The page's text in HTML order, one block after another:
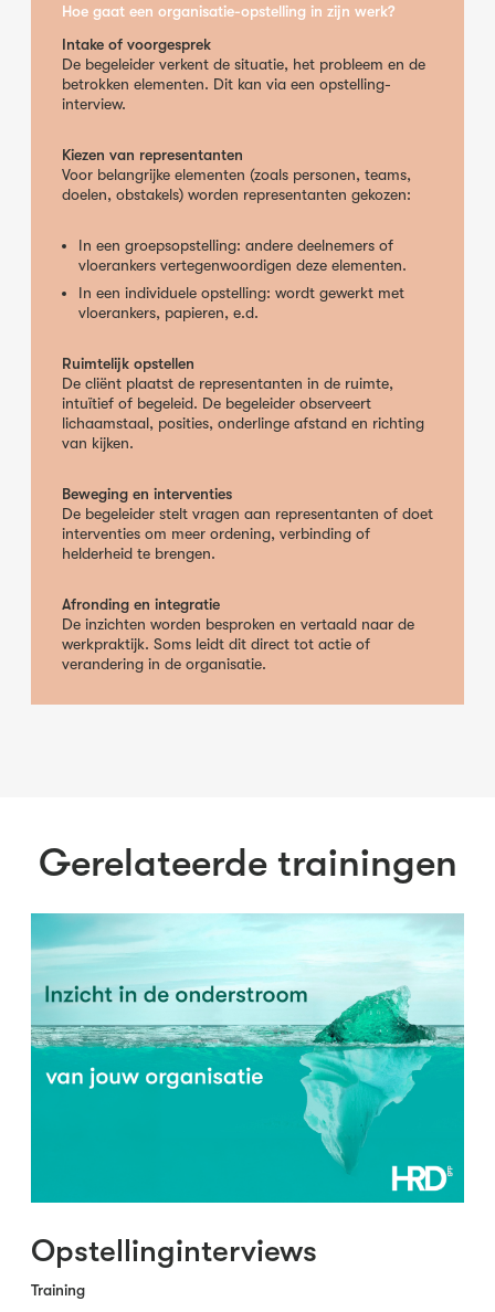
Hoe gaat een organisatie-opstelling in zijn werk?
Intake of voorgesprek
De begeleider verkent de situatie, het probleem en de
betrokken elementen. Dit kan via een opstelling-
interview.
Kiezen van representanten
Voor belangrijke elementen (zoals personen, teams,
doelen, obstakels) worden representanten gekozen:
In een groepsopstelling: andere deelnemers of
vloerankers vertegenwoordigen deze elementen.
In een individuele opstelling: wordt gewerkt met
vloerankers, papieren, e.d.
Ruimtelijk opstellen
De cliënt plaatst de representanten in de ruimte,
intuïtief of begeleid. De begeleider observeert
lichaamstaal, posities, onderlinge afstand en richting
van kijken.
Beweging en interventies
De begeleider stelt vragen aan representanten of doet
interventies om meer ordening, verbinding of
helderheid te brengen.
Afronding en integratie
De inzichten worden besproken en vertaald naar de
werkpraktijk. Soms leidt dit direct tot actie of
verandering in de organisatie.
Gerelateerde trainingen
Opstellinginterviews
Training